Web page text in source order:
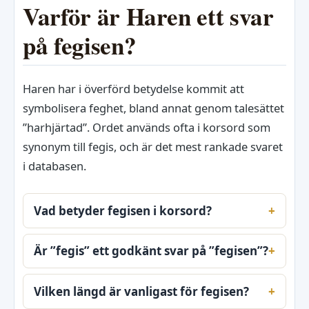
Varför är Haren ett svar
på fegisen?
Haren har i överförd betydelse kommit att
symbolisera feghet, bland annat genom talesättet
”harhjärtad”. Ordet används ofta i korsord som
synonym till fegis, och är det mest rankade svaret
i databasen.
Vad betyder fegisen i korsord?
Är ”fegis” ett godkänt svar på ”fegisen”?
Vilken längd är vanligast för fegisen?